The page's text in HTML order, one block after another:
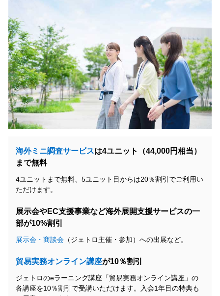
海外ミニ調査サービスは4ユニット（44,000円相当）
まで無料
4ユニットまで無料、5ユニット目からは20％割引でご利用い
ただけます。
展示会やEC支援事業など海外展開支援サービスの一
部が10%割引
展示会・商談会（ジェトロ主催・参加）への出展など。
貿易実務オンライン講座が10％割引
ジェトロのeラーニング講座「貿易実務オンライン講座」の
各講座を10％割引で受講いただけます。入会1年目の特典も